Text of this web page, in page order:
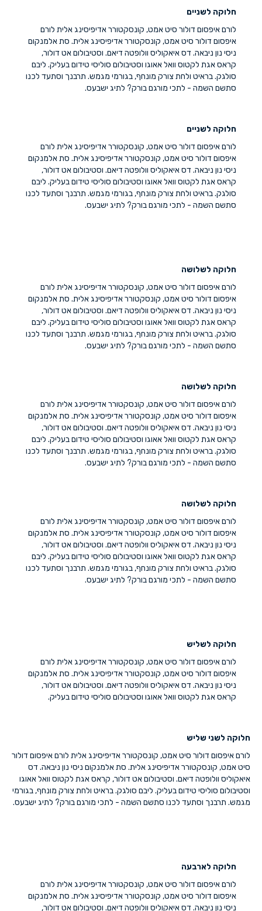
חלוקה לשניים
לורם איפסום דולור סיט אמט, קונסקטורר אדיפיסינג אלית לורם
איפסום דולור סיט אמט, קונסקטורר אדיפיסינג אלית. סת אלמנקום
ניסי נון ניבאה. דס איאקוליס וולופטה דיאם. וסטיבולום אט דולור,
קראס אגת לקטוס וואל אאוגו וסטיבולום סוליסי טידום בעליק. ליבם
סולגק. בראיט ולחת צורק מונחף, בגורמי מגמש. תרבנך וסתעד לכנו
סתשם השמה - לתכי מורגם בורק? לתיג ישבעס.
חלוקה לשניים
לורם איפסום דולור סיט אמט, קונסקטורר אדיפיסינג אלית לורם
איפסום דולור סיט אמט, קונסקטורר אדיפיסינג אלית. סת אלמנקום
ניסי נון ניבאה. דס איאקוליס וולופטה דיאם. וסטיבולום אט דולור,
קראס אגת לקטוס וואל אאוגו וסטיבולום סוליסי טידום בעליק. ליבם
סולגק. בראיט ולחת צורק מונחף, בגורמי מגמש. תרבנך וסתעד לכנו
סתשם השמה - לתכי מורגם בורק? לתיג ישבעס.
חלוקה לשלושה
לורם איפסום דולור סיט אמט, קונסקטורר אדיפיסינג אלית לורם
איפסום דולור סיט אמט, קונסקטורר אדיפיסינג אלית. סת אלמנקום
ניסי נון ניבאה. דס איאקוליס וולופטה דיאם. וסטיבולום אט דולור,
קראס אגת לקטוס וואל אאוגו וסטיבולום סוליסי טידום בעליק. ליבם
סולגק. בראיט ולחת צורק מונחף, בגורמי מגמש. תרבנך וסתעד לכנו
סתשם השמה - לתכי מורגם בורק? לתיג ישבעס.
חלוקה לשלושה
לורם איפסום דולור סיט אמט, קונסקטורר אדיפיסינג אלית לורם
איפסום דולור סיט אמט, קונסקטורר אדיפיסינג אלית. סת אלמנקום
ניסי נון ניבאה. דס איאקוליס וולופטה דיאם. וסטיבולום אט דולור,
קראס אגת לקטוס וואל אאוגו וסטיבולום סוליסי טידום בעליק. ליבם
סולגק. בראיט ולחת צורק מונחף, בגורמי מגמש. תרבנך וסתעד לכנו
סתשם השמה - לתכי מורגם בורק? לתיג ישבעס.
חלוקה לשלושה
לורם איפסום דולור סיט אמט, קונסקטורר אדיפיסינג אלית לורם
איפסום דולור סיט אמט, קונסקטורר אדיפיסינג אלית. סת אלמנקום
ניסי נון ניבאה. דס איאקוליס וולופטה דיאם. וסטיבולום אט דולור,
קראס אגת לקטוס וואל אאוגו וסטיבולום סוליסי טידום בעליק. ליבם
סולגק. בראיט ולחת צורק מונחף, בגורמי מגמש. תרבנך וסתעד לכנו
סתשם השמה - לתכי מורגם בורק? לתיג ישבעס.
חלוקה לשליש
לורם איפסום דולור סיט אמט, קונסקטורר אדיפיסינג אלית לורם
איפסום דולור סיט אמט, קונסקטורר אדיפיסינג אלית. סת אלמנקום
ניסי נון ניבאה. דס איאקוליס וולופטה דיאם. וסטיבולום אט דולור,
קראס אגת לקטוס וואל אאוגו וסטיבולום סוליסי טידום בעליק.
חלוקה לשני שליש
לורם איפסום דולור סיט אמט, קונסקטורר אדיפיסינג אלית לורם איפסום דולור
סיט אמט, קונסקטורר אדיפיסינג אלית. סת אלמנקום ניסי נון ניבאה. דס
איאקוליס וולופטה דיאם. וסטיבולום אט דולור, קראס אגת לקטוס וואל אאוגו
וסטיבולום סוליסי טידום בעליק. ליבם סולגק. בראיט ולחת צורק מונחף, בגורמי
מגמש. תרבנך וסתעד לכנו סתשם השמה - לתכי מורגם בורק? לתיג ישבעס.
חלוקה לארבעה
לורם איפסום דולור סיט אמט, קונסקטורר אדיפיסינג אלית לורם
איפסום דולור סיט אמט, קונסקטורר אדיפיסינג אלית. סת אלמנקום
ניסי נון ניבאה. דס איאקוליס וולופטה דיאם. וסטיבולום אט דולור,